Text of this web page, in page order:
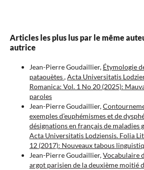
Articles les plus lus par le même
autrice
Jean-Pierre Goudaillier, Étymologie
pataouètes,Acta Universitatis
Romanica: Vol. 1 No 20 (2025):
paroles
Jean-Pierre Goudaillier,
exemples d’euphémismes et de
désignations en français de maladies
Acta Universitatis Lodziensis. Folia
12 (2017): Nouveaux tabous
Jean-Pierre Goudaillier,Vocabulaire
argot parisien de la deuxième moitié